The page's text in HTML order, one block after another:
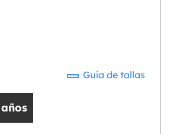
Guía de tallas